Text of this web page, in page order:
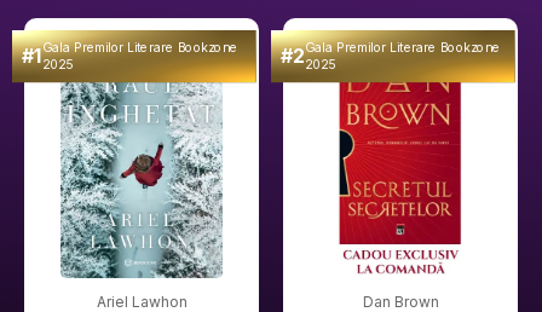
#1Gala Premilor Literare Bookzone
2025
Ariel Lawhon
#2Gala Premilor Literare Bookzone
2025
Dan Brown